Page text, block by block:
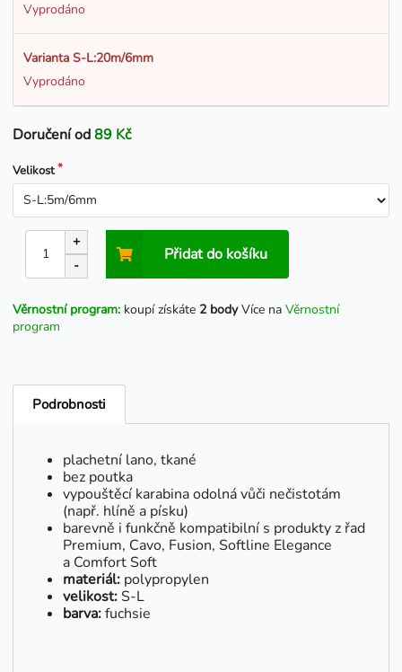
Vyprodáno
Varianta S-L:20m/6mm
Vyprodáno
Doručení od89 Kč
Velikost
+
-
Přidat do košíku
Věrnostní program: koupí získáte 2 bodyVíce na Věrnostní
program
Podrobnosti
plachetní lano, tkané
bez poutka
vypouštěcí karabina odolná vůči nečistotám
(např. hlíně a písku)
barevně i funkčně kompatibilní s produkty z řad
Premium, Cavo, Fusion, Softline Elegance
a Comfort Soft
materiál: polypropylen
velikost:S-L
barva:fuchsie